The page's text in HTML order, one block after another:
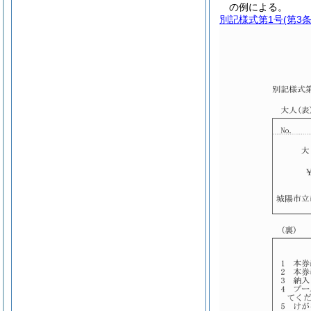
の例による。
別記様式第1号(第3